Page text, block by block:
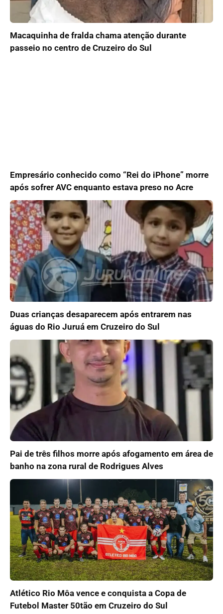
Macaquinha de fralda chama atenção durante
passeio no centro de Cruzeiro do Sul
Empresário conhecido como “Rei do iPhone” morre
após sofrer AVC enquanto estava preso no Acre
Duas crianças desaparecem após entrarem nas
águas do Rio Juruá em Cruzeiro do Sul
Pai de três filhos morre após afogamento em área de
banho na zona rural de Rodrigues Alves
Atlético Rio Môa vence e conquista a Copa de
Futebol Master 50tão em Cruzeiro do Sul